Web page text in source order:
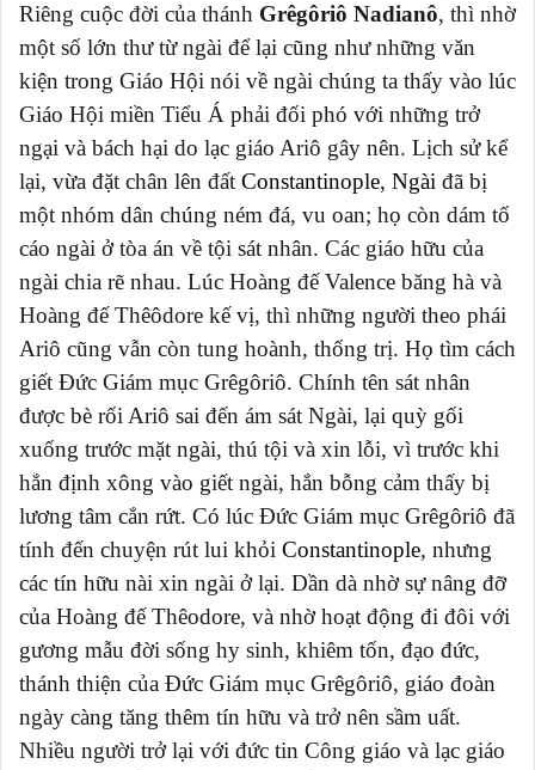
Riêng cuộc đời của thánh Grêgôriô Nadianô, thì nhờ
một số lớn thư từ ngài để lại cũng như những văn
kiện trong Giáo Hội nói về ngài chúng ta thấy vào lúc
Giáo Hội miền Tiểu Á phải đối phó với những trở
ngại và bách hại do lạc giáo Ariô gây nên. Lịch sử kể
lại, vừa đặt chân lên đất Constantinople, Ngài đã bị
một nhóm dân chúng ném đá, vu oan; họ còn dám tố
cáo ngài ở tòa án về tội sát nhân. Các giáo hữu của
ngài chia rẽ nhau. Lúc Hoàng đế Valence băng hà và
Hoàng đế Thêôdore kế vị, thì những người theo phái
Ariô cũng vẫn còn tung hoành, thống trị. Họ tìm cách
giết Đức Giám mục Grêgôriô. Chính tên sát nhân
được bè rối Ariô sai đến ám sát Ngài, lại quỳ gối
xuống trước mặt ngài, thú tội và xin lỗi, vì trước khi
hắn định xông vào giết ngài, hắn bỗng cảm thấy bị
lương tâm cắn rứt. Có lúc Đức Giám mục Grêgôriô đã
tính đến chuyện rút lui khỏi Constantinople, nhưng
các tín hữu nài xin ngài ở lại. Dần dà nhờ sự nâng đỡ
của Hoàng đế Thêodore, và nhờ hoạt động đi đôi với
gương mẫu đời sống hy sinh, khiêm tốn, đạo đức,
thánh thiện của Đức Giám mục Grêgôriô, giáo đoàn
ngày càng tăng thêm tín hữu và trở nên sầm uất.
Nhiều người trở lại với đức tin Công giáo và lạc giáo